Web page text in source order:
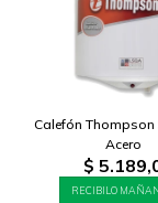
Calefón Thompson
Acero
$
RECIBILO